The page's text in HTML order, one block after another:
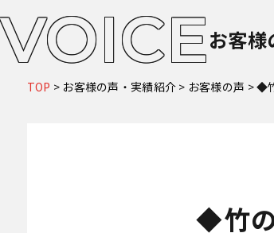
VOICEお客
TOP > お客様の声・実績紹介 > お客様の声 >◆
◆竹